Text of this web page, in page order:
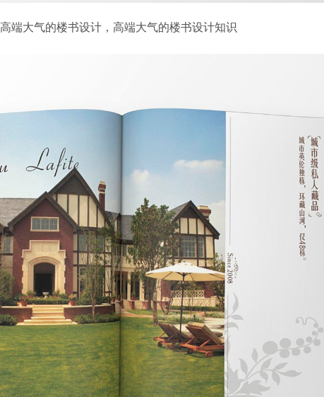
高端大气的楼书设计，高端大气的楼书设计知识